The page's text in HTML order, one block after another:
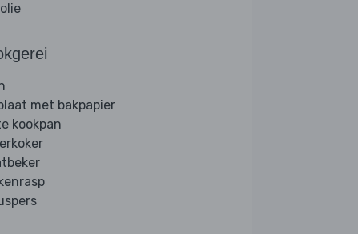
met bakpapier
kookpan